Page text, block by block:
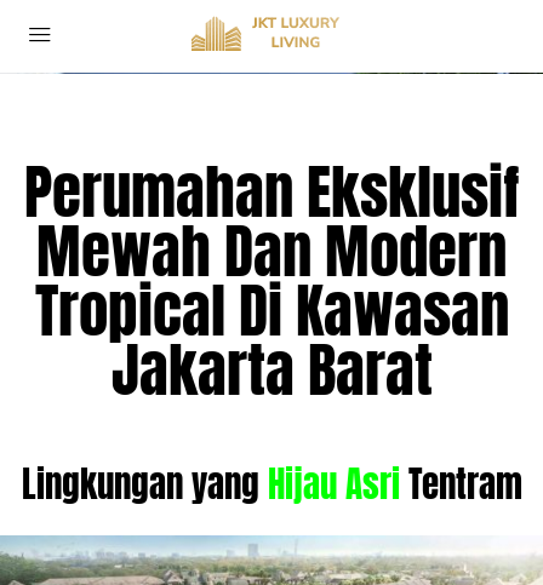
Perumahan Eksklusif
Mewah Dan Modern
Tropical Di Kawasan
Jakarta Barat
Lingkungan yang Hijau AsriTentram